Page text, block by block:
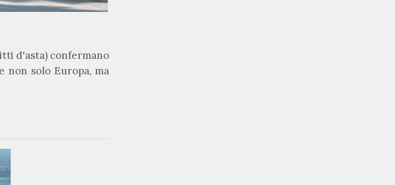
d'asta) confermano
non solo Europa, ma